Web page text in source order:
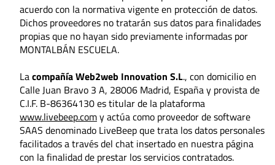
acuerdo con la normativa vigente en protección de datos.
Dichos proveedores no tratarán sus datos para finalidades
propias que no hayan sido previamente informadas por
MONTALBÁN ESCUELA.
Lacompañía Web2web Innovation S.L., con domicilio en
Calle Juan Bravo 3 A, 28006 Madrid, España y provista de
C.I.F. B-86364130 es titular de la plataforma
www.livebeep.comy actúa como proveedor de software
SAAS denominado LiveBeep que trata los datos personales
facilitados a través del chat insertado en nuestra página
con la finalidad de prestar los servicios contratados.